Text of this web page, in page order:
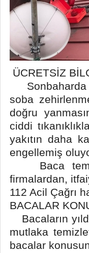
ÜCRETSİZ
Sonbaharda
soba
doğru
ciddi
yakıtın daha
engellemiş
Baca
firmalardan,
112 Acil Çağrı
BACALAR
Bacaların
mutlaka
bacalar